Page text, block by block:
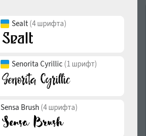
Sealt (4 шрифта)
Senorita Cyrillic (1 шрифт)
Sensa Brush (4 шрифта)